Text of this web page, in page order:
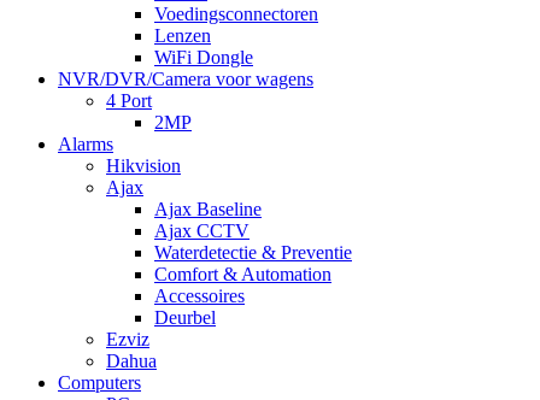
Voedingsconnectoren
Lenzen
WiFi Dongle
NVR/DVR/Camera voor wagens
4 Port
2MP
Alarms
Hikvision
Ajax
Ajax Baseline
Ajax CCTV
Waterdetectie & Preventie
Comfort & Automation
Accessoires
Deurbel
Ezviz
Dahua
Computers